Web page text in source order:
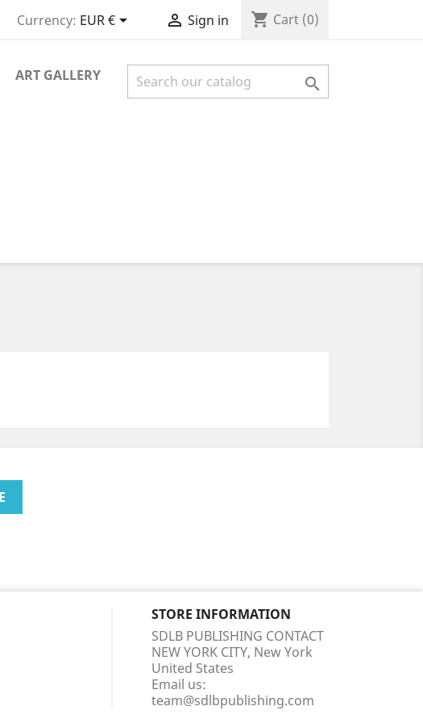
Currency: EUR €  Sign in shopping_cart Cart (0)
ART GALLERY 
STORE INFORMATION
SDLB PUBLISHING CONTACT
NEW YORK CITY, New York
United States
Email us:
team@sdlbpublishing.com